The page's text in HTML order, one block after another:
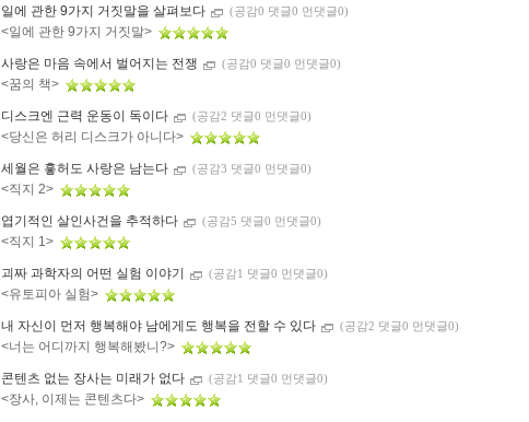
일에 관한 9가지 거짓말을 살펴보다 (공감0 댓글0 먼댓글0)
<일에 관한 9가지 거짓말>
사랑은 마음 속에서 벌어지는 전쟁 (공감0 댓글0 먼댓글0)
<꿈의 책>
디스크엔 근력 운동이 독이다 (공감2 댓글0 먼댓글0)
<당신은 허리 디스크가 아니다>
세월은 흫허도 사랑은 남는다 (공감3 댓글0 먼댓글0)
<직지 2>
엽기적인 살인사건을 추적하다 (공감5 댓글0 먼댓글0)
<직지 1>
괴짜 과학자의 어떤 실험 이야기 (공감1 댓글0 먼댓글0)
<유토피아 실험>
내 자신이 먼저 행복해야 남에게도 행복을 전할 수 있다 (공감2 댓글0 먼댓글0)
<너는 어디까지 행복해봤니?>
콘텐츠 없는 장사는 미래가 없다 (공감1 댓글0 먼댓글0)
<장사, 이제는 콘텐츠다>